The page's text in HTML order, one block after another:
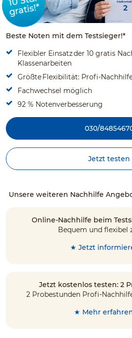
gratis!*
Beste Noten mit dem Testsieger!*
Flexibler Einsatz der 10 gratis
Klassenarbeiten
Größte Flexibilität: Profi-
Fachwechsel möglich
92 % Notenverbesserung
030/
Jetzt testen
Unsere weiteren Nachhilfe
Online-Nachhilfe beim
Bequem und flexibel
★ Jetzt
Jetzt kostenlos testen: 2
2 Probestunden Profi-
★ Mehr